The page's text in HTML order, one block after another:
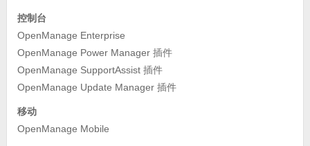
控制台
OpenManage Enterprise
OpenManage Power Manager 插件
OpenManage SupportAssist 插件
OpenManage Update Manager 插件
移动
OpenManage Mobile